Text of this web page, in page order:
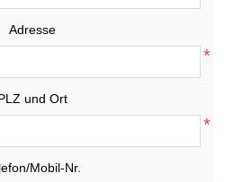
Adresse
*
und Ort
*
Mobil-Nr.